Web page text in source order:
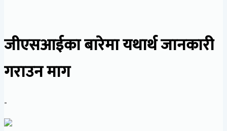
जीएसआईका बारेमा यथार्थ जानकारी
गराउन माग
-